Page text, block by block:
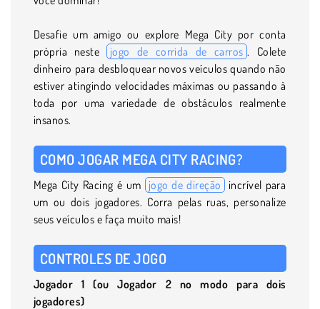
Desafie um amigo ou explore Mega City por conta
própria neste
jogo de corrida de carros . Colete
dinheiro para desbloquear novos veículos quando não
estiver atingindo velocidades máximas ou passando à
toda por uma variedade de obstáculos realmente
insanos.
COMO JOGAR MEGA CITY RACING?
Mega City Racing é um jogo de direção incrível para
um ou dois jogadores. Corra pelas ruas, personalize
seus veículos e faça muito mais!
CONTROLES DE JOGO
Jogador 1 (ou Jogador 2 no modo para dois
jogadores)